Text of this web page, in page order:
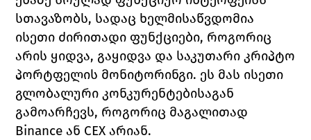
სთავაზობს, სადაც ხელმისაწვდომია
ისეთი ძირითადი ფუნქციები, როგორიც
არის ყიდვა, გაყიდვა და საკუთარი კრიპტო
პორტფელის მონიტორინგი. ეს მას ისეთი
გლობალური კონკურენტებისაგან
Binance ან CEX არიან.